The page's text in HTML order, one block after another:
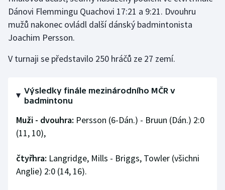
Gymnastika
Házená
Jezdectví
Krasobruslení
Moderní pětiboj
Dánovi Flemmingu Quachovi 17:21 a 9:21. Dvouhru
mužů nakonec ovládl další dánský badmintonista
Joachim Persson.
V turnaji se představilo 250 hráčů ze 27 zemí.
Výsledky finále mezinárodního MČR v
badmintonu
Muži - dvouhra: Persson (6-Dán.) - Bruun (Dán.) 2:0
(11, 10),
čtyřhra: Langridge, Mills - Briggs, Towler (všichni
Anglie) 2:0 (14, 16).